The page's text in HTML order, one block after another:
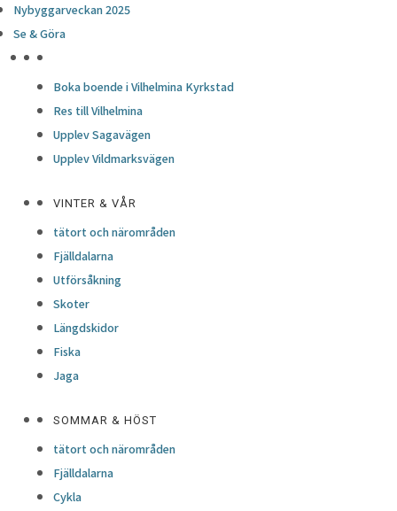
Nybyggarveckan 2025
Se & Göra
Boka boende i Vilhelmina Kyrkstad
Res till Vilhelmina
Upplev Sagavägen
Upplev Vildmarksvägen
VINTER & VÅR
tätort och närområden
Fjälldalarna
Utförsåkning
Skoter
Längdskidor
Fiska
Jaga
SOMMAR & HÖST
tätort och närområden
Fjälldalarna
Cykla